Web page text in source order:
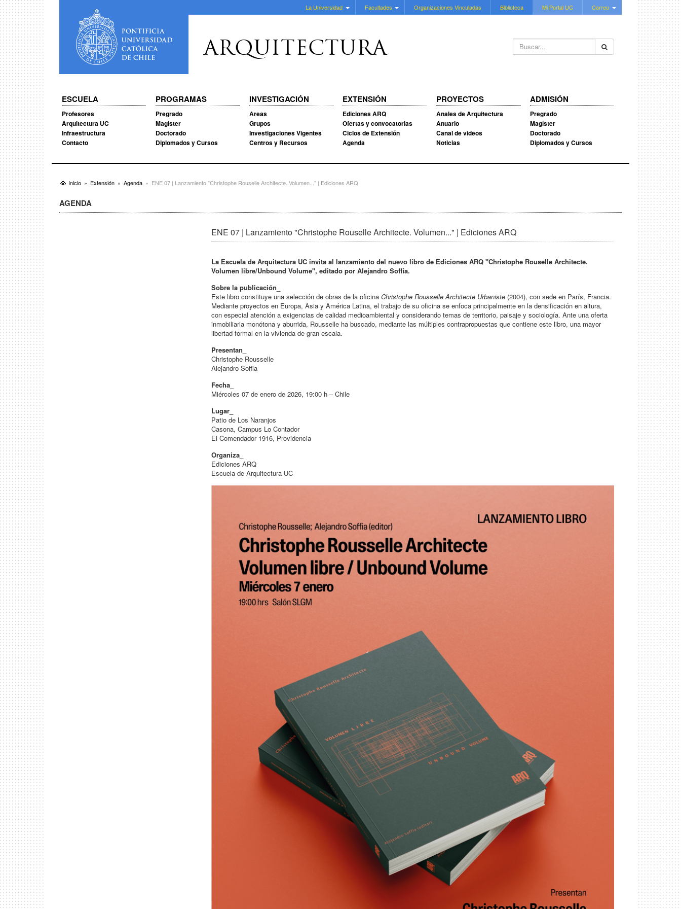
La Universidad Facultades Organizaciones Vinculadas Biblioteca Mi Portal UC Correo
Buscar...
ARQUITECTURA
ESCUELA
Profesores
Arquitectura UC
Infraestructura
Contacto
PROGRAMAS
Pregrado
Magíster
Doctorado
Diplomados y Cursos
INVESTIGACIÓN
Areas
Grupos
Investigaciones Vigentes
Centros y Recursos
EXTENSIÓN
Ediciones ARQ
Ofertas y convocatorias
Ciclos de Extensión
Agenda
PROYECTOS
Anales de Arquitectura
Anuario
Canal de videos
Noticias
ADMISIÓN
Pregrado
Magíster
Doctorado
Diplomados y Cursos
Inicio Extensión Agenda ENE 07 | Lanzamiento "Christophe Rouselle Architecte. Volumen..." | Ediciones ARQ
AGENDA
ENE 07 | Lanzamiento "Christophe Rouselle Architecte. Volumen..." | Ediciones ARQ
La Escuela de Arquitectura UC invita al lanzamiento del nuevo libro de Ediciones ARQ "Christophe Rouselle Architecte.
Volumen libre/Unbound Volume", editado por Alejandro Soffia.
Sobre la publicación_
Este libro constituye una selección de obras de la oficina Christophe Rousselle Architecte Urbaniste (2004), con sede en París, Francia.
Mediante proyectos en Europa, Asia y América Latina, el trabajo de su oficina se enfoca principalmente en la densificación en altura,
con especial atención a exigencias de calidad medioambiental y considerando temas de territorio, paisaje y sociología. Ante una oferta
inmobiliaria monótona y aburrida, Rousselle ha buscado, mediante las múltiples contrapropuestas que contiene este libro, una mayor
libertad formal en la vivienda de gran escala.
Presentan_
Christophe Rousselle
Alejandro Soffia
Fecha_
Miércoles 07 de enero de 2026, 19:00 h – Chile
Lugar_
Patio de Los Naranjos
Casona, Campus Lo Contador
El Comendador 1916, Providencia
Organiza_
Ediciones ARQ
Escuela de Arquitectura UC